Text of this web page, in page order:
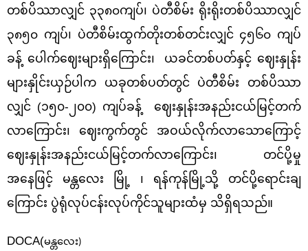
တစ်ပိဿာလျှင် ၃၃၈၀ကျပ်၊ ပဲတီစိမ်း ရိုးရိုးတစ်ပိဿာလျှင်
၃၈၅၀ ကျပ်၊ ပဲတီစိမ်းထွက်တိုးတစ်တင်းလျှင် ၄၅၆၀ ကျပ်
ခန့် ပေါက်ဈေးများရှိကြောင်း၊
ယခင်တစ်ပတ်နှင့် ဈေးနှုန်း
များနှိုင်းယှဉ်ပါက ယခုတစ်ပတ်တွင် ပဲတီစိမ်း တစ်ပိဿာ
လျှင် (၁၅၀-၂၀၀) ကျပ်ခန့် ဈေးနှုန်းအနည်းငယ်မြင့်တက်
လာကြောင်း၊ ဈေးကွက်တွင် အဝယ်လိုက်လာသောကြောင့်
ဈေးနှုန်းအနည်းငယ်မြင့်တက်လာကြောင်း၊ တင်ပို့မှု
အနေဖြင့် မန္တလေး မြို့ ၊ ရန်ကုန်မြို့သို့ တင်ပို့ရောင်းချ
ကြောင်း ပွဲရုံလုပ်ငန်းလုပ်ကိုင်သူများထံမှ သိရှိရသည်။
DOCA(မန္တလေး)